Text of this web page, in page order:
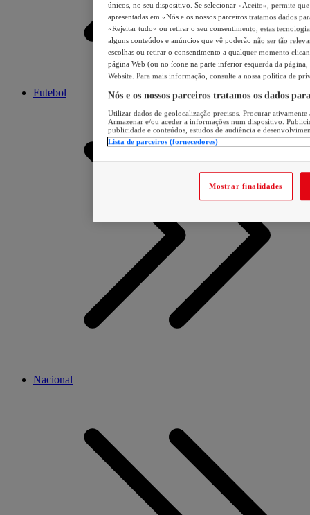
Futebol
Nacional
únicos, no seu dispositivo. Se selecionar «Aceito», permite
apresentadas em «Nós e os nossos parceiros tratamos dados
«Rejeitar tudo» ou retirar o seu consentimento, estas
alguns conteúdos e anúncios que vê poderão não ser tão
escolhas ou retirar o consentimento a qualquer momento
página Web (ou no ícone na parte inferior esquerda da página,
Website. Para mais informação, consulte a nossa política de
Nós e os nossos parceiros tratamos os dados
Utilizar dados de geolocalização precisos. Procurar
Armazenar e/ou aceder a informações num dispositivo.
publicidade e conteúdos, estudos de audiência e
Lista de parceiros (fornecedores)
Mostrar finalidades